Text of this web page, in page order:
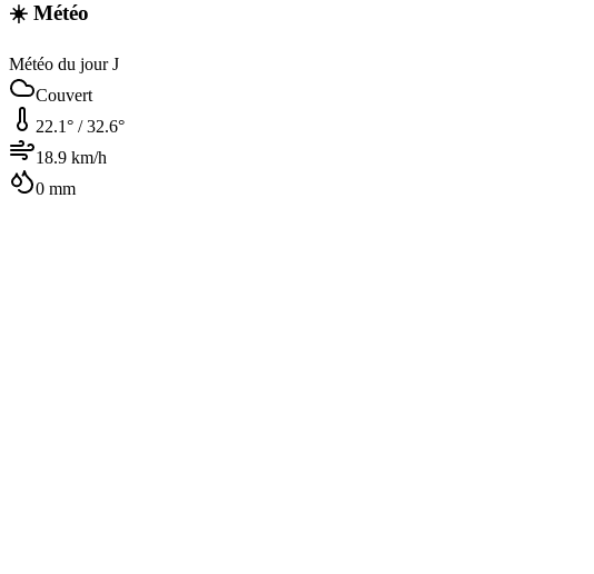
☀️ Météo
Météo du jour J
Couvert
22.1° /32.6°
18.9 km/h
0 mm